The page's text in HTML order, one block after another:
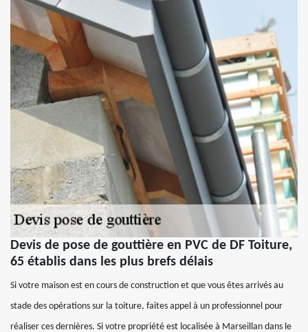
Devis de pose de gouttière en PVC de DF Toiture,
65 établis dans les plus brefs délais
Si votre maison est en cours de construction et que vous êtes arrivés au
stade des opérations sur la toiture, faites appel à un professionnel pour
réaliser ces dernières. Si votre propriété est localisée à Marseillan dans le